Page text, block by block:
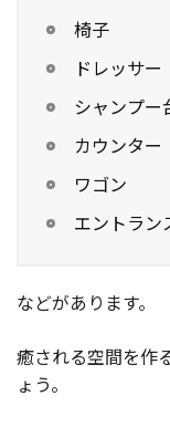
椅子
ドレッサー
シャンプー
カウンター
ワゴン
エントラン
などがあります。
癒される空間を作
ょう。